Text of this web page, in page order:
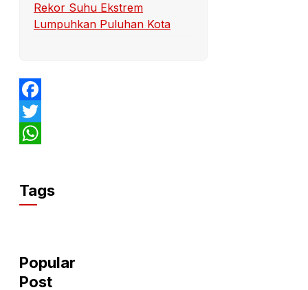
Rekor Suhu Ekstrem
Lumpuhkan Puluhan Kota
Facebook
Twitter
Tags
Popular
Post